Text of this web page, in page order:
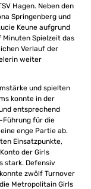
Hagen. Neben den
Springenberg und
Keune aufgrund
Spielzeit das
Verlauf der
weiter
und spielten
konnte in der
entsprechend
Führung für die
enge Partie ab.
Einsatzpunkte,
der Girls
stark. Defensiv
zwölf Turnover
Metropolitain Girls